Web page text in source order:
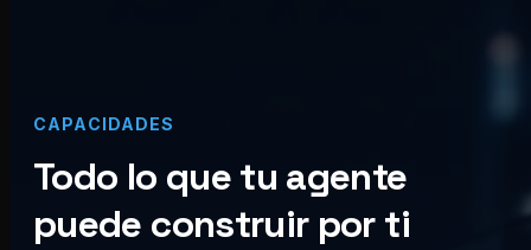
CAPACIDADES
Todo lo que tu agente
puede construir por ti